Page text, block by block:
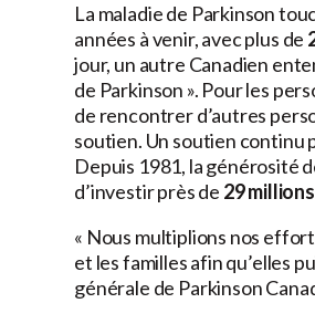
La maladie de Parkinson
années à venir, avec plus de
jour, un autre Canadien
de Parkinson ». Pour les
de rencontrer d’autres
soutien. Un soutien continu
Depuis 1981, la générosité
d’investir près de 29
« Nous multiplions nos
et les familles afin qu’elles
générale de Parkinson